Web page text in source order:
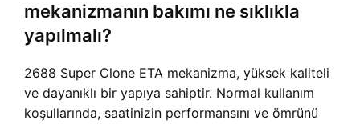
mekanizmanın bakımı ne sıklıkla
yapılmalı?
2688 Super Clone ETA mekanizma, yüksek kaliteli
ve dayanıklı bir yapıya sahiptir. Normal kullanım
koşullarında, saatinizin performansını ve ömrünü